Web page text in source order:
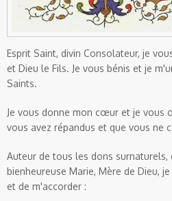
Esprit Saint, divin Consolateur, je
et Dieu le Fils. Je vous bénis et je
Saints.
Je vous donne mon cœur et je vous
vous avez répandus et que vous ne
Auteur de tous les dons
bienheureuse Marie, Mère de Dieu,
et de m'accorder :